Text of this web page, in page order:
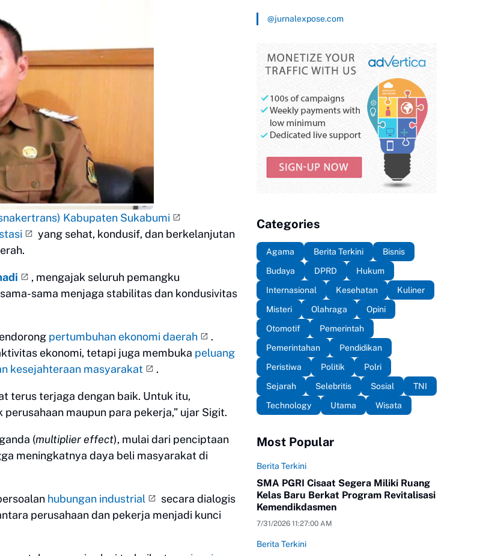
Kabupaten Sukabumi
yang sehat, kondusif, dan berkelanjutan
, mengajak seluruh pemangku
sama menjaga stabilitas dan kondusivitas
pertumbuhan ekonomi daerah
.
ekonomi, tetapi juga membuka peluang
kesejahteraan masyarakat .
terus terjaga dengan baik. Untuk itu,
maupun para pekerja,” ujar Sigit.
(multiplier effect), mulai dari penciptaan
meningkatnya daya beli masyarakat di
hubungan industrial
secara dialogis
perusahaan dan pekerja menjadi kunci
@jurnalexpose.com
Categories
Agama Berita Terkini
Bisnis
Budaya
DPRD
Hukum
Internasional
Kesehatan
Kuliner
Misteri
Olahraga
Opini
Otomotif
Pemerintah
Pemerintahan
Pendidikan
Peristiwa
Politik
Polri
Sejarah
Selebritis Sosial
TNI
Technology
Utama Wisata
Most Popular
Berita Terkini
SMA PGRI Cisaat Segera Miliki Ruang
Kelas Baru Berkat Program Revitalisasi
Kemendikdasmen
7/31/2026 11:27:00 AM
Berita Terkini